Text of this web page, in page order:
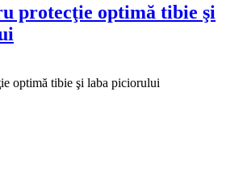
protecţie optimă tibie şi
optimă tibie şi laba piciorului